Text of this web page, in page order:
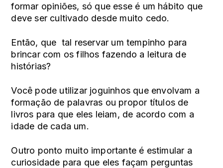
formar opiniões, só que esse é um hábito que
deve ser cultivado desde muito cedo.
Então, que tal reservar um tempinho para
brincar com os filhos fazendo a leitura de
histórias?
Você pode utilizar joguinhos que envolvam a
formação de palavras ou propor títulos de
livros para que eles leiam, de acordo com a
idade de cada um.
Outro ponto muito importante é estimular a
curiosidade para que eles façam perguntas